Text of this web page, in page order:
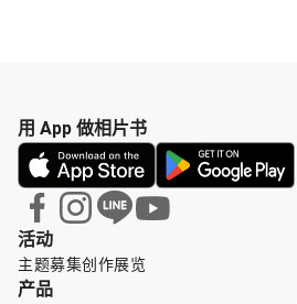
活动
主题募集创作展览
产品
用 App 做相片书